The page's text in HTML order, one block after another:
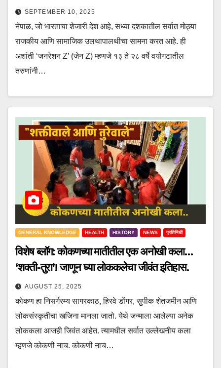
SEPTEMBER 10, 2025
नेपाळ, जो भारताचा शेजारी देश आहे, सध्या दशकातील सर्वात मोठ्या
राजकीय आणि सामाजिक उलथापालथीचा सामना करत आहे. ही
अशांती ‘जनरेशन Z’ (जेन Z) म्हणजे १३ ते २८ वर्षे वयोगटातील
तरुणांनी…
GENERAL KNOWLEDGE HEALTH HISTORY NEWS प्रतिनिधी
विशेष ब्लॉग: कोकणच्या मातीतील एक अनोखी कला…
‘शक्ती-तुरा’! जाणून घ्या लोककलेचा जीवंत इतिहास.
AUGUST 25, 2025
कोकण हा निसर्गरम्य सागरकाठ, हिरवे डोंगर, सुपीक शेतजमीन आणि
लोकसंस्कृतीचा खजिना मानला जातो. येथे जन्माला आलेल्या अनेक
लोककला आजही जिवंत आहेत. त्यामधील सर्वात उल्लेखनीय कला
म्हणजे कोकणी नाच. कोकणी नाच…